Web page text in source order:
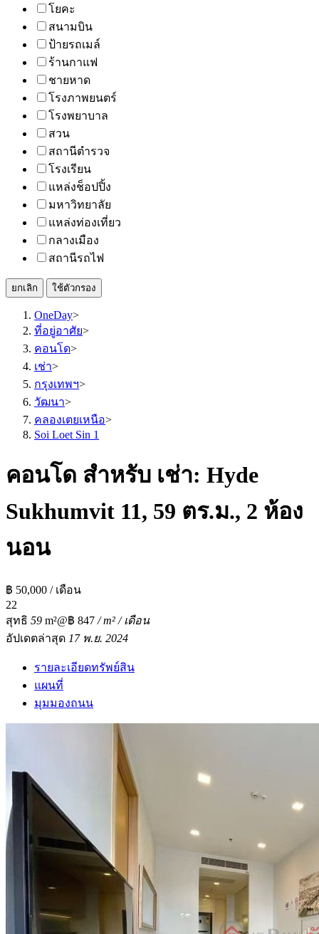
โยคะ
สนามบิน
ป้ายรถเมล์
ร้านกาแฟ
ชายหาด
โรงภาพยนตร์
โรงพยาบาล
สวน
สถานีตำรวจ
โรงเรียน
แหล่งช็อปปิ้ง
มหาวิทยาลัย
แหล่งท่องเที่ยว
กลางเมือง
สถานีรถไฟ
ยกเลิก ใช้ตัวกรอง
OneDay>
ที่อยู่อาศัย>
คอนโด>
เช่า>
กรุงเทพฯ>
วัฒนา>
คลองเตยเหนือ>
Soi Loet Sin 1
คอนโด สำหรับ เช่า: Hyde
Sukhumvit 11, 59 ตร.ม., 2 ห้อง
นอน
฿ 50,000 / เดือน
22
สุทธิ 59 m²@฿ 847 / m² / เดือน
อัปเดตล่าสุด 17 พ.ย. 2024
รายละเอียดทรัพย์สิน
แผนที่
มุมมองถนน